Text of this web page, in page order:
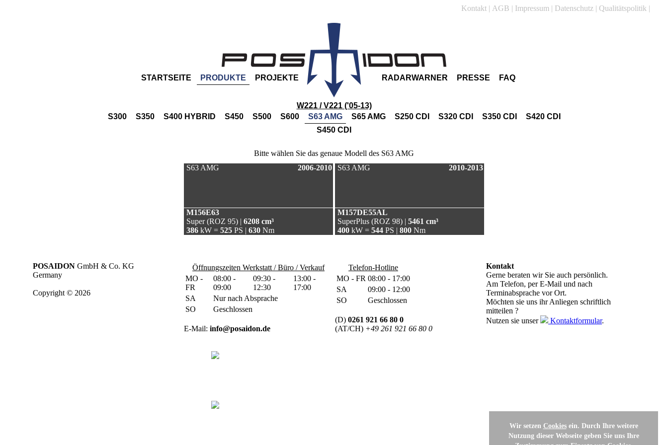
Wir setzen Cookiesein. Durch Ihre weitere
Nutzung dieser Webseite geben Sie uns Ihre
Kontakt | AGB | Impressum | Datenschutz | Qualitätspolitik |
STARTSEITE PRODUKTE PROJEKTE RADARWARNER PRESSE FAQ
W221 / V221 ('05-13)
S300
S350 S400 HYBRID S450 S500 S600 S63 AMG S65 AMG S250 CDI S320 CDI S350 CDI
S420 CDI
S450 CDI
Bitte wählen Sie das genaue Modell des S63 AMG
2006-2010
S63 AMG
M156E63
Super (ROZ 95) | 6208 cm³
386 kW = 525 PS | 630 Nm
2010-2013
S63 AMG
M157DE55AL
SuperPlus (ROZ 98) | 5461 cm³
400 kW = 544 PS | 800 Nm
POSAIDON GmbH & Co. KG
Germany
Copyright © 2026
Öffnungszeiten Werkstatt / Büro / Verkauf
MO -
FR
08:00 -
09:00
09:30 -
12:30
13:00 -
17:00
SA
Nur nach Absprache
SO
Geschlossen
E-Mail: info@posaidon.de
Telefon-Hotline
MO - FR 08:00 - 17:00
SA
09:00 - 12:00
SO
Geschlossen
(D) 0261 921 66 80 0
(AT/CH) +49 261 921 66 80 0
Kontakt
Gerne beraten wir Sie auch persönlich.
Am Telefon, per E-Mail und nach
Terminabsprache vor Ort.
Möchten sie uns ihr Anliegen schriftlich
mitteilen ?
Nutzen sie unser
Kontaktformular.